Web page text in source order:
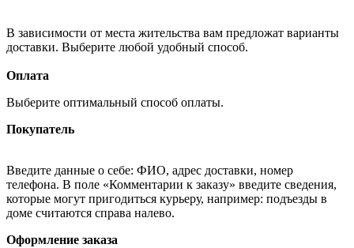
В зависимости от места жительства вам предложат варианты
доставки. Выберите любой удобный способ.
Оплата
Выберите оптимальный способ оплаты.
Покупатель
Введите данные о себе: ФИО, адрес доставки, номер
телефона. В поле «Комментарии к заказу» введите сведения,
которые могут пригодиться курьеру, например: подъезды в
доме считаются справа налево.
Оформление заказа